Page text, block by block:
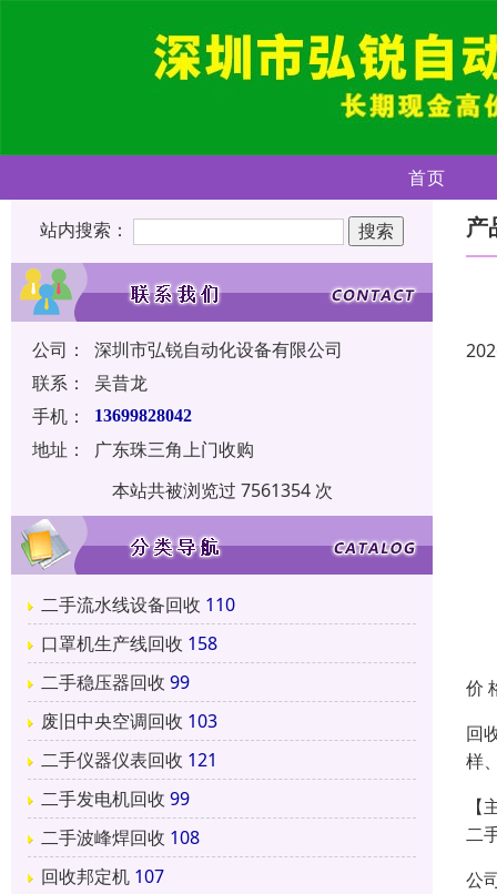
首页
站内搜索：
公司：
深圳市弘锐自动化设备有限公司
联系：
吴昔龙
手机：
13699828042
地址：
广东珠三角上门收购
本站共被浏览过 7561354 次
二手流水线设备回收 110
口罩机生产线回收 158
二手稳压器回收 99
废旧中央空调回收 103
二手仪器仪表回收 121
二手发电机回收 99
二手波峰焊回收 108
回收邦定机 107
产
价
回
样
二
公